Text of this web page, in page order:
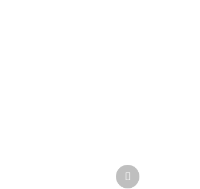
Další
produkt